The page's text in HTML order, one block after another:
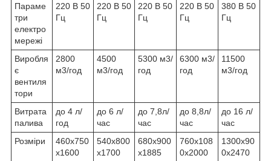
Параме
три
електро
мережі
220 В 50
Гц
220 В 50
Гц
220 В 50
Гц
220 В 50
Гц
380 В 50
Гц
Виробля
є
вентиля
тори
2800
м3/год
4500
м3/год
5300 м3/
год
6300 м3/
год
11500
м3/год
Витрата
палива
до 4 л/
год
до 6 л/
час
до 7,8л/
час
до 8,8л/
час
до 16 л/
час
Розміри
460x750
x1600
540x800
x1700
680x900
x1885
760x108
0x2000
1300x90
0x2470